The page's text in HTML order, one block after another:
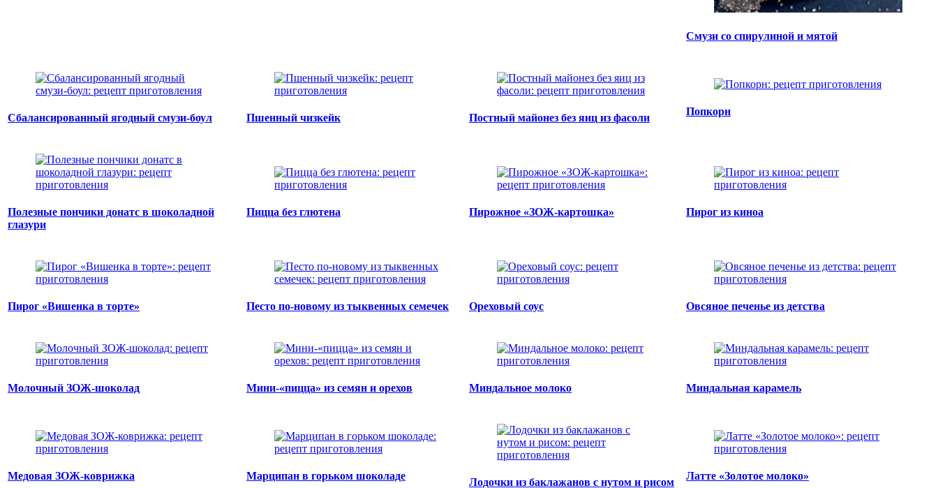
Смузи со спирулиной и мятой
Сбалансированный ягодный смузи-боул Пшенный чизкейк Постный майонез без яиц из фасоли
Попкорн
Полезные пончики донатс в шоколадной
глазури
Пицца без глютена Пирожное «ЗОЖ-картошка» Пирог из киноа
Пирог «Вишенка в торте» Песто по-новому из тыквенных семечек Ореховый соус Овсяное печенье из детства
Молочный ЗОЖ-шоколад Мини-«пицца» из семян и орехов Миндальное молоко Миндальная карамель
Медовая ЗОЖ-коврижка Марципан в горьком шоколаде
Лодочки из баклажанов с нутом и рисом
Латте «Золотое молоко»